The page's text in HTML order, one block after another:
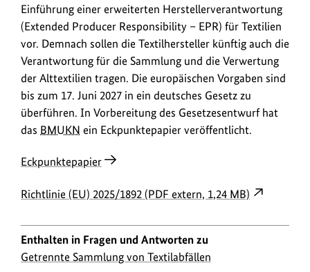
Einführung einer erweiterten Herstellerverantwortung
(Extended Producer Responsibility – EPR) für Textilien
vor. Demnach sollen die Textilhersteller künftig auch die
Verantwortung für die Sammlung und die Verwertung
der Alttextilien tragen. Die europäischen Vorgaben sind
bis zum 17. Juni 2027 in ein deutsches Gesetz zu
überführen. In Vorbereitung des Gesetzesentwurf hat
das BMUKN ein Eckpunktepapier veröffentlicht.
Eckpunktepapier
Richtlinie (EU) 2025/1892 (PDF extern, 1,24 MB)
Enthalten in Fragen und Antworten zu
Getrennte Sammlung von Textilabfällen